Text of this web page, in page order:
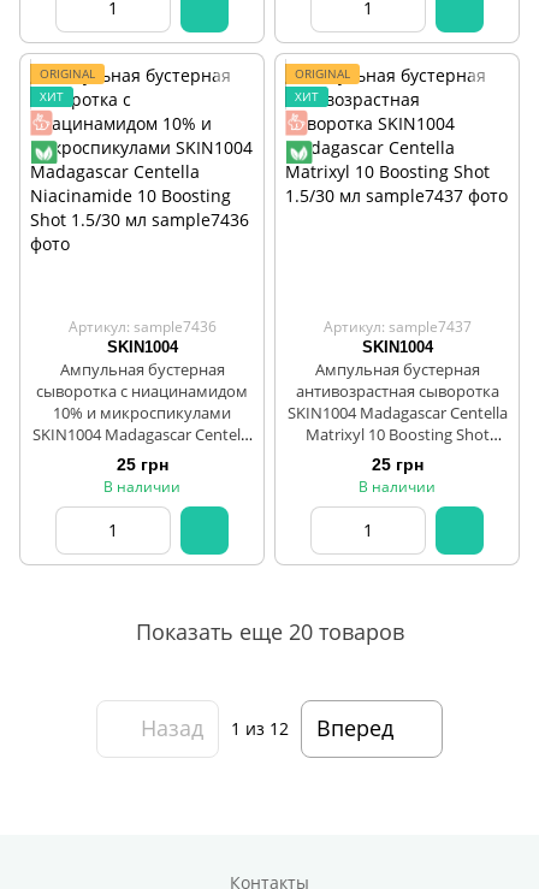
ORIGINAL
ХИТ
Артикул: sample7436
SKIN1004
Ампульная бустерная
сыворотка с ниацинамидом
10% и микроспикулами
SKIN1004 Madagascar Centella
Niacinamide 10 Boosting Shot
1.5/30 мл
25 грн
В наличии
ORIGINAL
ХИТ
Артикул: sample7437
SKIN1004
Ампульная бустерная
антивозрастная сыворотка
SKIN1004 Madagascar Centella
Matrixyl 10 Boosting Shot
1.5/30 мл
25 грн
В наличии
Показать еще 20 товаров
Назад 1 из 12 Вперед
Контакты